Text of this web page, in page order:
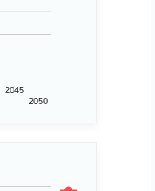
2045
2050